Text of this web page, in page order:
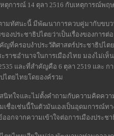
ตุการณ์ 14 ตุลา 2516 กับเหตุการณ์พฤ
มทัศนะนี้ มีพัฒนาการควบคู่มากับขบว
งประชาธิปไตยว่าเป็นเรื่องของการ
ที่ครอบงำประวัติศาสตร์ประชาธิปไต
าชอำนาจในการเมืองไทย มองไม่เ
และที่สำคัญคือ 6 ตุลา 2519 และ ก
ไตยไทยโดยองค์รวม
ทใจและไม่ตั้งคำถามกับความคิดคว
ชื่อเช่นนี้ในตัวมันเองเป็นอุดมการณ์ท
กจากความเข้าใจต่อการเมืองประช